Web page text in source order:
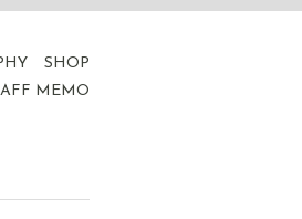
SHOP
MEMO